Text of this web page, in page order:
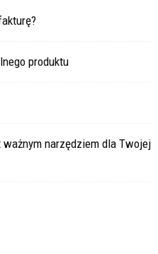
produktu
narzędziem dla Twojej